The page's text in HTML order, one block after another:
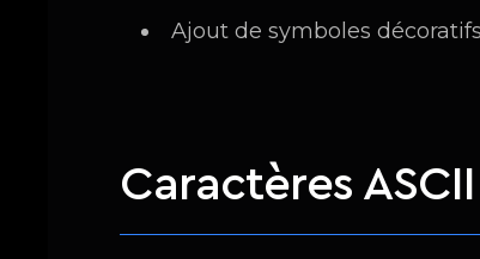
Ajout de symboles
Caractères